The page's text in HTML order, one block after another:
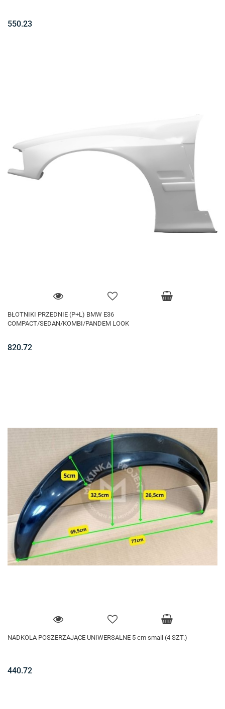
550.23
BŁOTNIKI PRZEDNIE (P+L) BMW E36
COMPACT/SEDAN/KOMBI/PANDEM LOOK
820.72
NADKOLA POSZERZAJĄCE UNIWERSALNE 5 cm small (4 SZT.)
440.72